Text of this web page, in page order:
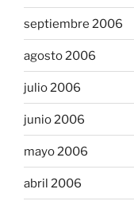
septiembre 2006
agosto 2006
julio 2006
junio 2006
mayo 2006
abril 2006